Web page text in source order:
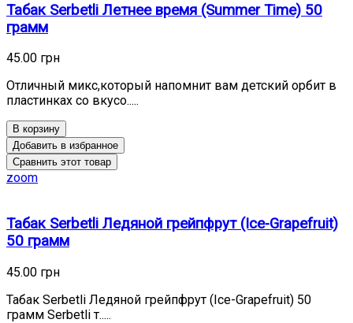
Табак Serbetli Летнее время (Summer Time) 50
грамм
45.00 грн
Отличный микс,который напомнит вам детский орбит в
пластинках со вкусо.....
В корзину
Добавить в избранное
Сравнить этот товар
zoom
Табак Serbetli Ледяной грейпфрут (Ice-Grapefruit)
50 грамм
45.00 грн
Табак Serbetli Ледяной грейпфрут (Ice-Grapefruit) 50
грамм Serbetli т.....